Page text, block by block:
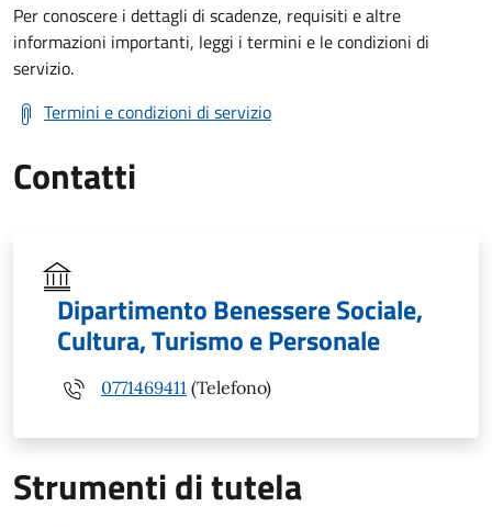
Per conoscere i dettagli di scadenze, requisiti e altre
informazioni importanti, leggi i termini e le condizioni di
servizio.
Termini e condizioni di servizio
Contatti
Dipartimento Benessere Sociale,
Cultura, Turismo e Personale
0771469411 (Telefono)
Strumenti di tutela